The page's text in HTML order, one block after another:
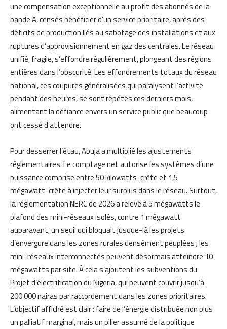
une compensation exceptionnelle au profit des abonnés de la
bande A, censés bénéficier d’un service prioritaire, après des
déficits de production liés au sabotage des installations et aux
ruptures d’approvisionnement en gaz des centrales. Le réseau
unifié, fragile, s’effondre régulièrement, plongeant des régions
entières dans l’obscurité. Les effondrements totaux du réseau
national, ces coupures généralisées qui paralysent l’activité
pendant des heures, se sont répétés ces derniers mois,
alimentant la défiance envers un service public que beaucoup
ont cessé d’attendre.
Pour desserrer l’étau, Abuja a multiplié les ajustements
réglementaires. Le comptage net autorise les systèmes d’une
puissance comprise entre 50 kilowatts-crête et 1,5
mégawatt-crête à injecter leur surplus dans le réseau. Surtout,
la réglementation NERC de 2026 a relevé à 5 mégawatts le
plafond des mini-réseaux isolés, contre 1 mégawatt
auparavant, un seuil qui bloquait jusque-là les projets
d’envergure dans les zones rurales densément peuplées ; les
mini-réseaux interconnectés peuvent désormais atteindre 10
mégawatts par site. À cela s’ajoutent les subventions du
Projet d’électrification du Nigeria, qui peuvent couvrir jusqu’à
200 000 nairas par raccordement dans les zones prioritaires.
L’objectif affiché est clair : faire de l’énergie distribuée non plus
un palliatif marginal, mais un pilier assumé de la politique